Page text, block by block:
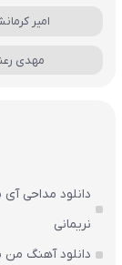
امیر
مهدی
دانلود مداحی
نریمانی
دانلود آهنگ من